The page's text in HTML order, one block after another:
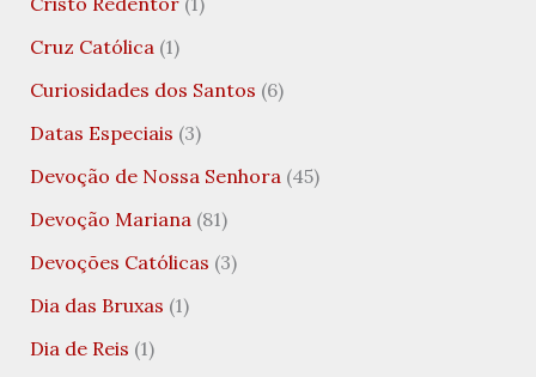
Cruz Católica(1)
Curiosidades dos Santos (6)
Datas Especiais (3)
Devoção de Nossa Senhora(45)
Devoção Mariana(81)
Devoções Católicas (3)
Dia das Bruxas (1)
Dia de Reis (1)